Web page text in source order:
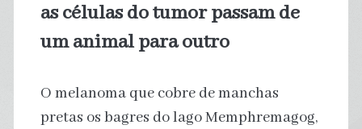
as células do tumor passam de
um animal para outro
O melanoma que cobre de manchas
pretas os bagres do lago Memphremagog,